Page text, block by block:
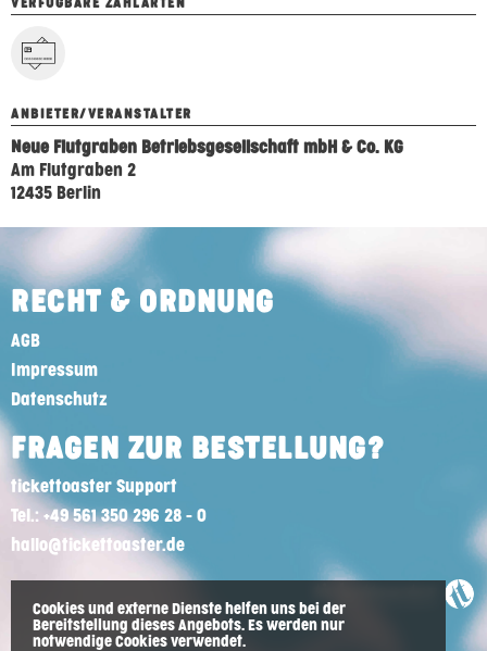
VERFÜGBARE ZAHLARTEN
ANBIETER/VERANSTALTER
Neue Flutgraben Betriebsgesellschaft mbH & Co. KG
Am Flutgraben 2
12435 Berlin
RECHT & ORDNUNG
AGB
Impressum
Datenschutz
FRAGEN ZUR BESTELLUNG?
tickettoaster Support
Tel.: +49 561 350 296 28 - 0
hallo@tickettoaster.de
Cookies und externe Dienste helfen uns bei der
Bereitstellung dieses Angebots. Es werden nur
notwendige Cookies verwendet.